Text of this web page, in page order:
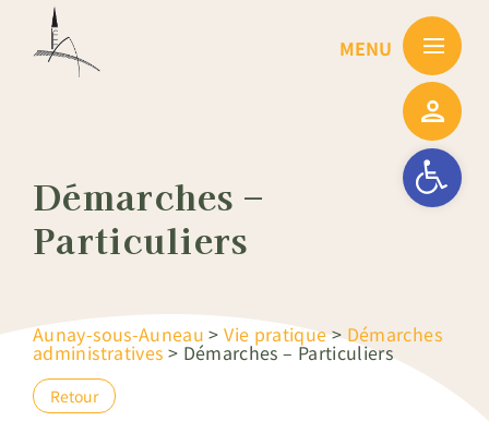
Ouvrir la
Démarches –
Particuliers
Aunay-sous-Auneau >Vie pratique>Démarches
administratives > Démarches – Particuliers
Retour